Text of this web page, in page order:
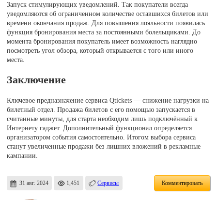
Запуск стимулирующих уведомлений. Так покупатели всегда
уведомляются об ограниченном количестве оставшихся билетов или
времени окончания продаж. Для повышения лояльности появилась
функция бронирования места за постоянными болельщиками. До
момента бронирования покупатель имеет возможность наглядно
посмотреть угол обзора, который открывается с того или иного
места.
Заключение
Ключевое предназначение сервиса Qtickets — снижение нагрузки на
билетный отдел. Продажа билетов с его помощью запускается в
считанные минуты, для старта необходим лишь подключённый к
Интернету гаджет. Дополнительный функционал определяется
организатором события самостоятельно. Итогом выбора сервиса
станут увеличенные продажи без лишних вложений в рекламные
кампании.
31 авг. 2024 1,451 Сервисы Комментировать